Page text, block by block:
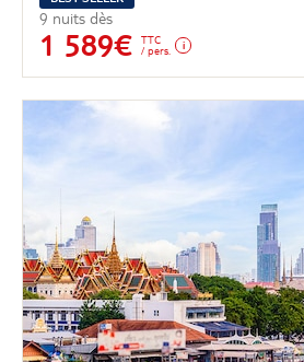
9 nuits dès
1 589€
TTC
/ pers.